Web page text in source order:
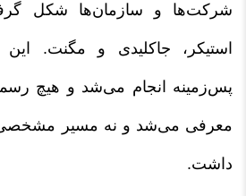
شرکت‌ها و سازمان‌ها شکل
استیکر، جاکلیدی و مگنت. این
پس‌زمینه انجام می‌شد و هیچ
معرفی می‌شد و نه مسیر مشخصی
داشت.